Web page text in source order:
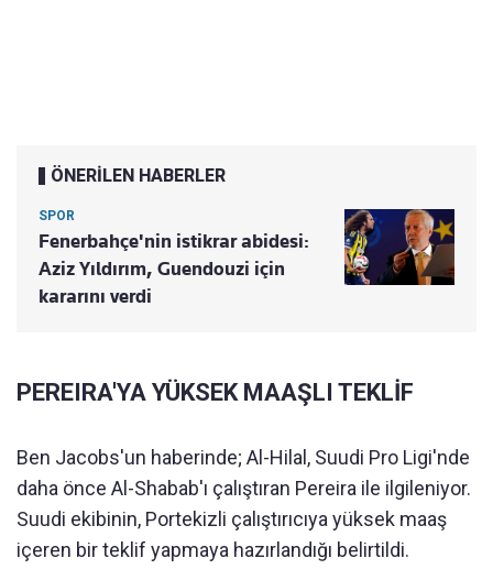
ÖNERİLEN HABERLER
SPOR
Fenerbahçe'nin istikrar abidesi:
Aziz Yıldırım, Guendouzi için
kararını verdi
PEREIRA'YA YÜKSEK MAAŞLI TEKLİF
Ben Jacobs'un haberinde; Al-Hilal, Suudi Pro Ligi'nde
daha önce Al-Shabab'ı çalıştıran Pereira ile ilgileniyor.
Suudi ekibinin, Portekizli çalıştırıcıya yüksek maaş
içeren bir teklif yapmaya hazırlandığı belirtildi.